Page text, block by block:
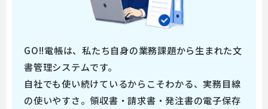
GO!!電帳は、私たち自身の業務課題から生まれた文
書管理システムです。
自社でも使い続けているからこそわかる、実務目線
の使いやすさ。領収書・請求書・発注書の電子保存